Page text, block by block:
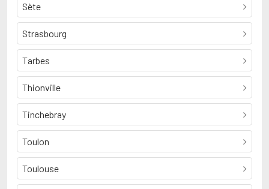
Sète
Strasbourg
Tarbes
Thionville
Tinchebray
Toulon
Toulouse